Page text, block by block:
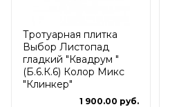
Тротуарная плитка
Выбор Листопад
гладкий "Квадрум "
(Б.6.К.6) Колор Микс
"Клинкер"
1 900.00 руб.